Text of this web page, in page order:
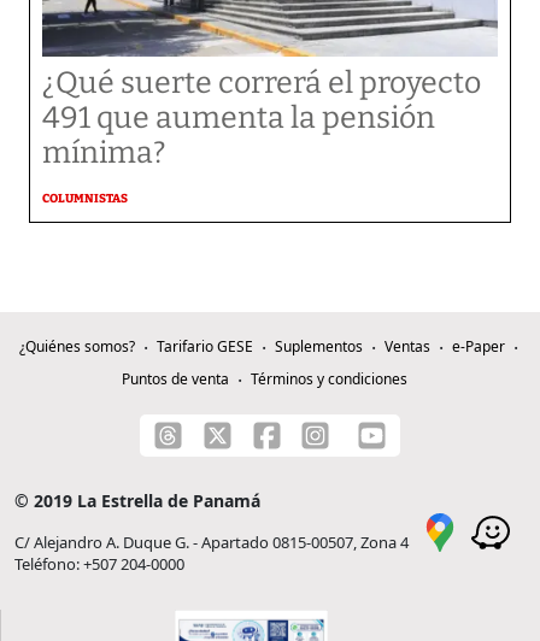
¿Qué suerte correrá el proyecto
491 que aumenta la pensión
mínima?
COLUMNISTAS
¿Quiénes somos? Tarifario GESE Suplementos Ventas
e-Paper
Puntos de venta
Términos y condiciones
© 2019 La Estrella de Panamá
C/ Alejandro A. Duque G. - Apartado 0815-00507, Zona 4
Teléfono: +507 204-0000